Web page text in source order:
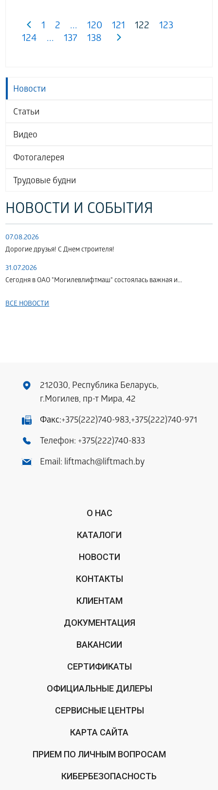
Новости
Статьи
Видео
Фотогалерея
Трудовые будни
НОВОСТИ И СОБЫТИЯ
07.08.2026
Дорогие друзья! С Днем строителя!
31.07.2026
Сегодня в ОАО "Могилевлифтмаш" состоялась важная и...
ВСЕ НОВОСТИ
1 2 ... 120 121 122
123
124
... 137 138
212030, Республика Беларусь,
г.Могилев, пр-т Мира, 42
Факс:+375(222)740-983,+375(222)740-971
Телефон: +375(222)740-833
Email: liftmach@liftmach.by
О НАС
КАТАЛОГИ
НОВОСТИ
КОНТАКТЫ
КЛИЕНТАМ
ДОКУМЕНТАЦИЯ
ВАКАНСИИ
СЕРТИФИКАТЫ
ОФИЦИАЛЬНЫЕ ДИЛЕРЫ
СЕРВИСНЫЕ ЦЕНТРЫ
КАРТА САЙТА
ПРИЕМ ПО ЛИЧНЫМ ВОПРОСАМ
КИБЕРБЕЗОПАСНОСТЬ